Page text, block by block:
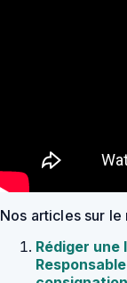
Nos articles sur le
Rédiger